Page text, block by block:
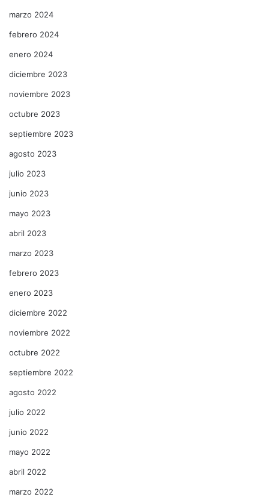
marzo 2024
febrero 2024
enero 2024
diciembre 2023
noviembre 2023
octubre 2023
septiembre 2023
agosto 2023
julio 2023
junio 2023
mayo 2023
abril 2023
marzo 2023
febrero 2023
enero 2023
diciembre 2022
noviembre 2022
octubre 2022
septiembre 2022
agosto 2022
julio 2022
junio 2022
mayo 2022
abril 2022
marzo 2022